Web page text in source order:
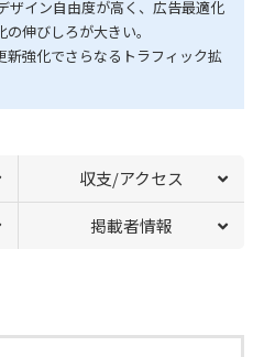
ザイン自由度が高く、広告最適化
伸びしろが大きい。
強化でさらなるトラフィック拡
収支/アクセス
掲載者情報